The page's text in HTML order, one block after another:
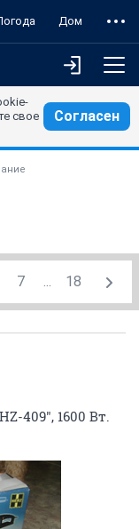
Дом
свое
Согласен
7 ... 18
409", 1600 Вт.